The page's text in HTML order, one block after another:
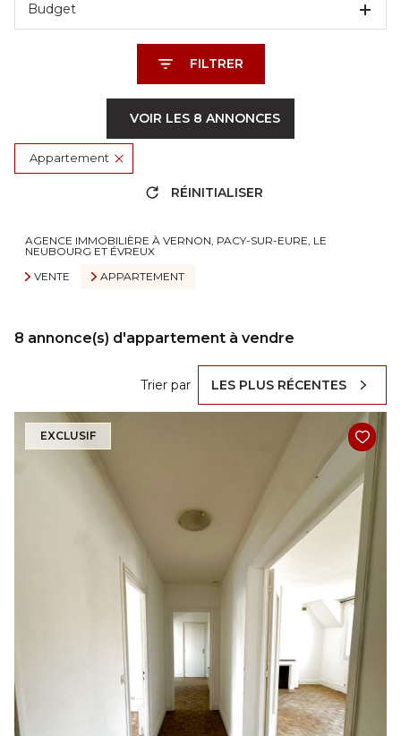
Budget
FILTRER
VOIR LES 8 ANNONCES
Appartement
RÉINITIALISER
AGENCE IMMOBILIÈRE À VERNON, PACY-SUR-EURE, LE
NEUBOURG ET ÉVREUX
VENTE
APPARTEMENT
8 annonce(s) d'appartement à vendre
Trier par LES PLUS RÉCENTES
EXCLUSIF